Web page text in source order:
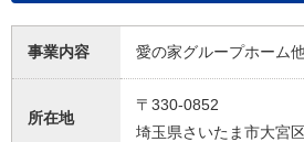
事業内容 愛の家グループホーム
所在地
〒330-0852
埼玉県さいたま市大宮